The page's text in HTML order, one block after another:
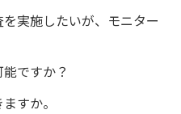
実施したいが、モニター
ですか？
すか。